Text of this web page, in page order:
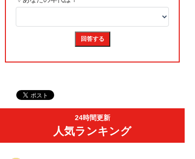
24時間更新
人気ランキング